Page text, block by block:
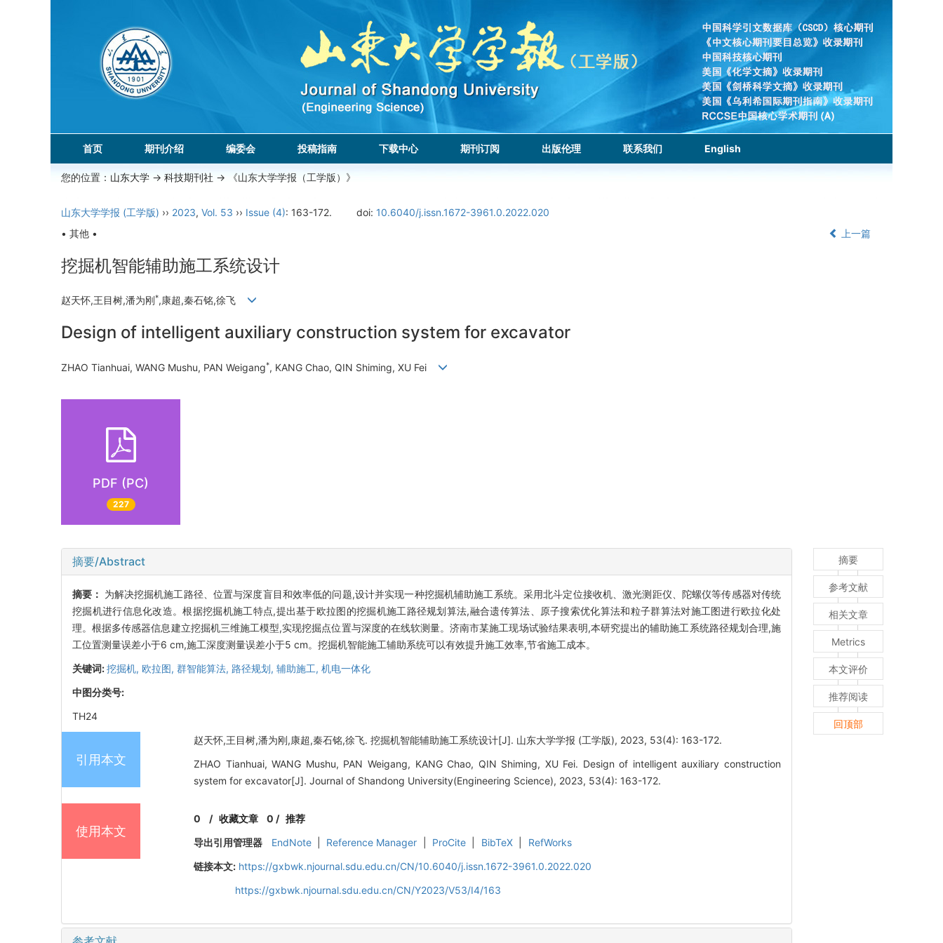
首页 期刊介绍 编委会 投稿指南 下载中心 期刊订阅 出版伦理 联系我们 English
您的位置： 山东大学 -> 科技期刊社 -> 《山东大学学报（工学版）》
山东大学学报 (工学版) ›› 2023, Vol. 53 ›› Issue (4): 163-172. doi: 10.6040/j.issn.1672-3961.0.2022.020
• 其他 •
上一篇
挖掘机智能辅助施工系统设计
赵天怀,王目树,潘为刚*,康超,秦石铭,徐飞
Design of intelligent auxiliary construction system for excavator
ZHAO Tianhuai, WANG Mushu, PAN Weigang*, KANG Chao, QIN Shiming, XU Fei
PDF (PC)
227
摘要/Abstract
摘要： 为解决挖掘机施工路径、位置与深度盲目和效率低的问题,设计并实现一种挖掘机辅助施工系统。采用北斗定位接收机、激光测距仪、陀螺仪等传感器对传统
挖掘机进行信息化改造。根据挖掘机施工特点,提出基于欧拉图的挖掘机施工路径规划算法,融合遗传算法、原子搜索优化算法和粒子群算法对施工图进行欧拉化处
理。根据多传感器信息建立挖掘机三维施工模型,实现挖掘点位置与深度的在线软测量。济南市某施工现场试验结果表明,本研究提出的辅助施工系统路径规划合理,施
工位置测量误差小于6 cm,施工深度测量误差小于5 cm。挖掘机智能施工辅助系统可以有效提升施工效率,节省施工成本。
关键词:挖掘机, 欧拉图, 群智能算法, 路径规划, 辅助施工, 机电一体化
中图分类号:
TH24
引用本文
赵天怀,王目树,潘为刚,康超,秦石铭,徐飞. 挖掘机智能辅助施工系统设计[J]. 山东大学学报 (工学版), 2023, 53(4): 163-172.
ZHAO Tianhuai, WANG Mushu, PAN Weigang, KANG Chao, QIN Shiming, XU Fei. Design of intelligent auxiliary construction
system for excavator[J]. Journal of Shandong University(Engineering Science), 2023, 53(4): 163-172.
使用本文
0 /收藏文章 0 / 推荐
导出引用管理器
EndNote Reference Manager ProCite BibTeX
RefWorks
链接本文: https://gxbwk.njournal.sdu.edu.cn/CN/10.6040/j.issn.1672-3961.0.2022.020
https://gxbwk.njournal.sdu.edu.cn/CN/Y2023/V53/I4/163
摘要
参考文献
相关文章
Metrics
本文评价
推荐阅读
回顶部